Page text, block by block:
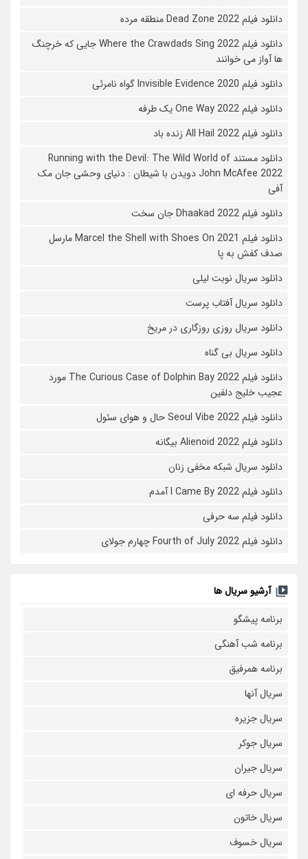
دانلود فیلم 2022 Dead Zone منطقه مرده
دانلود فیلم Where the Crawdads Sing 2022 جایی که خرچنگ
ها آواز می خوانند
دانلود فیلم 2020 Invisible Evidence گواه نامرئی
دانلود فیلم One Way 2022 یک طرفه
دانلود فیلم All Hail 2022 زنده باد
دانلود مستند Running with the Devil: The Wild World of
John McAfee 2022 دویدن با شیطان : دنیای وحشی جان مک
آفی
دانلود فیلم Dhaakad 2022 جان سخت
دانلود فیلم Marcel the Shell with Shoes On 2021 مارسل
صدف کفش به پا
دانلود سریال نوبت لیلی
دانلود سریال آفتاب پرست
دانلود سریال روزی روزگاری در مریخ
دانلود سریال بی گناه
دانلود فیلم The Curious Case of Dolphin Bay 2022 مورد
عجیب خلیج دلفین
دانلود فیلم Seoul Vibe 2022 حال و هوای سئول
دانلود فیلم Alienoid 2022 بیگانه
دانلود سریال شبکه مخفی زنان
دانلود فیلم I Came By 2022 آمدم
دانلود فیلم سه حرفی
دانلود فیلم Fourth of July 2022 چهارم جولای
آرشیو سریال ها
برنامه پیشگو
برنامه شب آهنگی
برنامه همرفیق
سریال آنها
سریال جزیره
سریال جوکر
سریال جیران
سریال حرفه ای
سریال خاتون
سریال خسوف